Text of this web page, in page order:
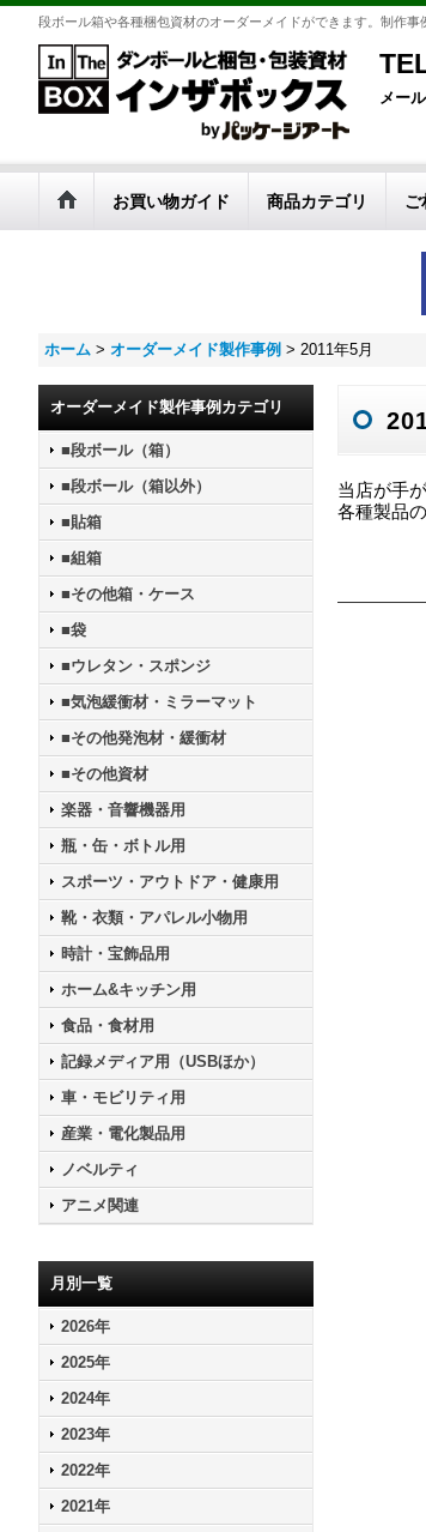
段ボール箱や各種梱包資材のオーダーメイドができます。制作事
メール
お買い物ガイド 商品カテゴリ ご
ホーム > オーダーメイド製作事例 > 2011年5月
オーダーメイド製作事例カテゴリ
■段ボール（箱）
■段ボール（箱以外）
■貼箱
■組箱
■その他箱・ケース
■袋
■ウレタン・スポンジ
■気泡緩衝材・ミラーマット
■その他発泡材・緩衝材
■その他資材
楽器・音響機器用
瓶・缶・ボトル用
スポーツ・アウトドア・健康用
靴・衣類・アパレル小物用
時計・宝飾品用
ホーム&キッチン用
食品・食材用
記録メディア用（USBほか）
車・モビリティ用
産業・電化製品用
ノベルティ
アニメ関連
月別一覧
2026年
2025年
2024年
2023年
2022年
2021年
当店が手
各種製品